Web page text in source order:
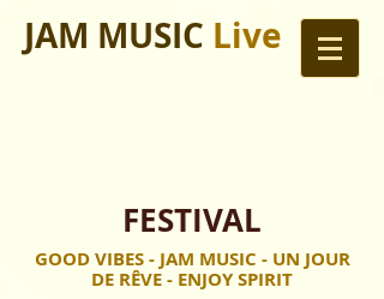
JAM MUSIC Live
FESTIVAL
GOOD VIBES - JAM MUSIC - UN JOUR
DE RÊVE - ENJOY SPIRIT